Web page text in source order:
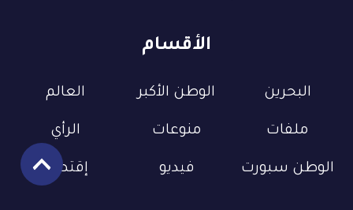
الأقسام
البحرين الوطن الأكبر العالم
ملفات منوعات الرأي
الوطن سبورت فيديو إقتصاد